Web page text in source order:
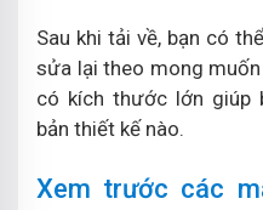
Sau khi tải về, bạn có
sửa lại theo mong
có kích thước lớn giúp
bản thiết kế nào.
Xem trước các